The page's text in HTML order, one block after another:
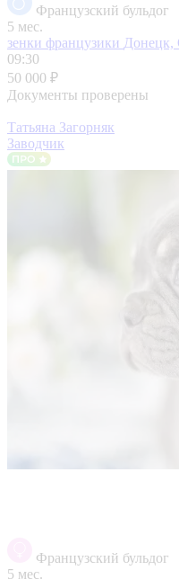
Французский бульдог
5 мес.
зенки французики Донецк,
09:30
50 000 ₽
Документы проверены
Татьяна Загорняк
Заводчик
Французский бульдог
5 мес.